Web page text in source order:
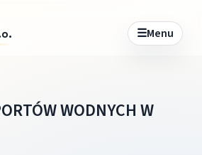
☰Menu
WODNYCH W